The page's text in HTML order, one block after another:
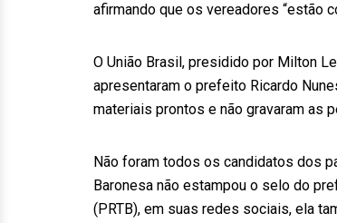
afirmando que os vereadores “estão
O União Brasil, presidido por Milton
apresentaram o prefeito Ricardo
materiais prontos e não gravaram as
Não foram todos os candidatos dos
Baronesa não estampou o selo do
(PRTB), em suas redes sociais, ela